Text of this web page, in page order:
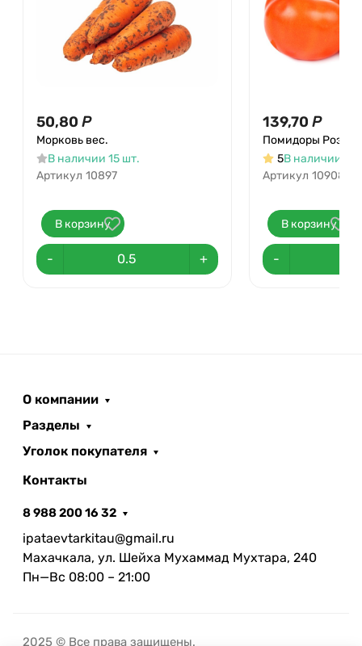
50,80 Р
Морковь вес.
В наличии 15 шт.
Артикул 10897
В корзину
- +
139,70 Р
Помидоры
5В наличии
Артикул 10908
В корзину
-
О компании
Разделы
Уголок покупателя
Контакты
8 988 200 16 32
ipataevtarkitau@gmail.ru
Махачкала, ул. Шейха Мухаммад Мухтара, 240
Пн—Вс 08:00 – 21:00
2025 © Все права защищены.